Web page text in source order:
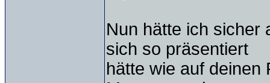
Nun hätte ich sicher
sich so präsentiert
hätte wie auf deinen